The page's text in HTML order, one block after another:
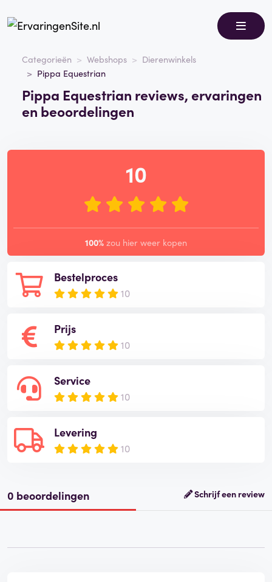
Categorieën Webshops
Dierenwinkels
Pippa Equestrian
Pippa Equestrian reviews, ervaringen
en beoordelingen
Bestelproces
10
Prijs
10
Service
10
Levering
10
10
100% zou hier weer kopen
0 beoordelingen Schrijf een review